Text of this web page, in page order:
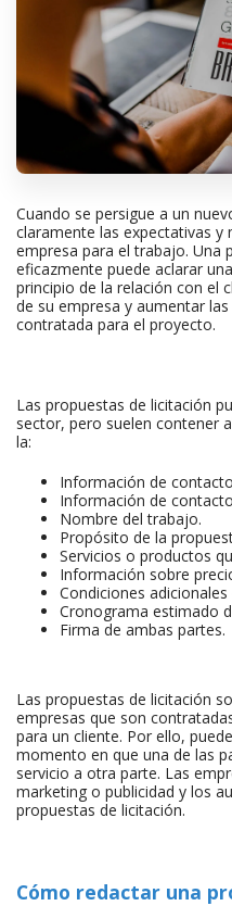
Cuando se persigue a un
claramente las expectativas y
empresa para el trabajo. Una
eficazmente puede aclarar
principio de la relación con el
de su empresa y aumentar
contratada para el proyecto.
Las propuestas de licitación
sector, pero suelen contener
la:
Información de
Información de
Nombre del trabajo.
Propósito de la
Servicios o productos
Información sobre
Condiciones
Cronograma estimado
Firma de ambas partes.
Las propuestas de licitación
empresas que son
para un cliente. Por ello,
momento en que una de las
servicio a otra parte. Las
marketing o publicidad y los
propuestas de licitación.
Cómo redactar una